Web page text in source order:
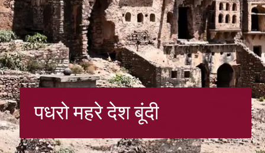
पधरो महरे देश बूंदी